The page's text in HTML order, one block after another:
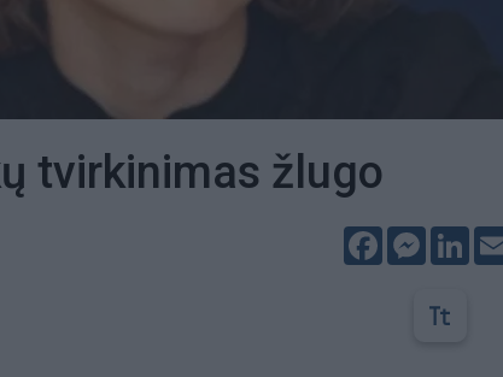
tvirkinimas žlugo
Facebook